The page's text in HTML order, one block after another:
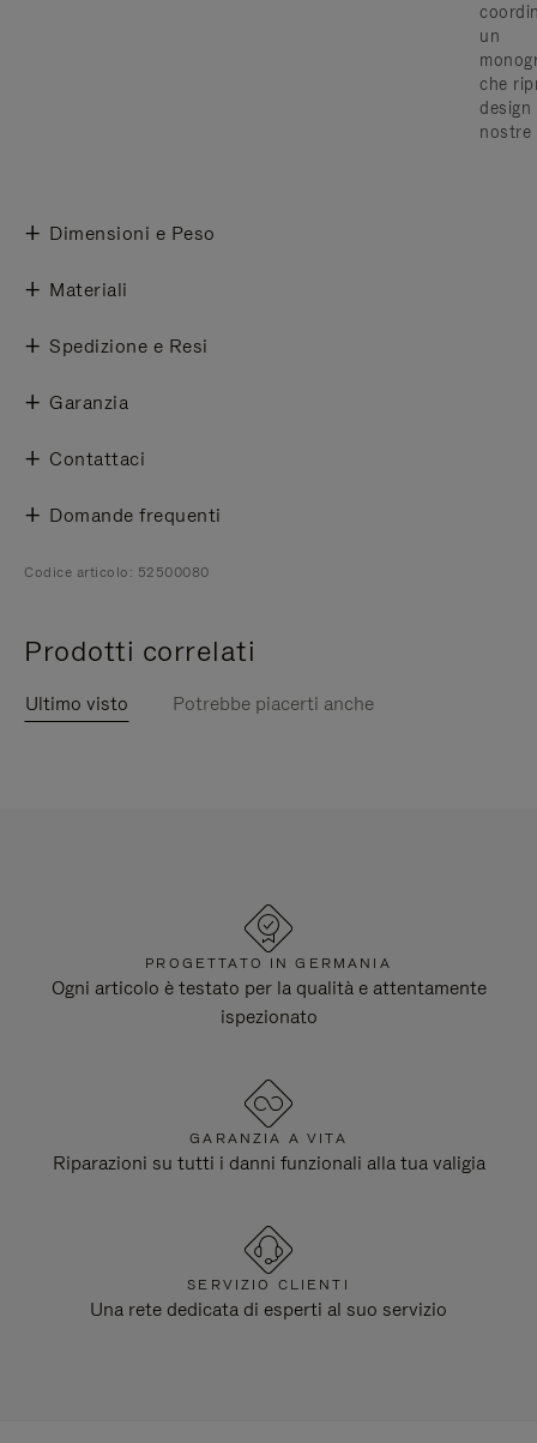
un
che
design
nostre
Dimensioni e Peso
Materiali
Spedizione e Resi
Garanzia
Contattaci
Domande frequenti
Codice articolo: 52500080
Prodotti correlati
Ultimo visto Potrebbe piacerti anche
PROGETTATO IN GERMANIA
Ogni articolo è testato per la qualità e attentamente
ispezionato
GARANZIA A VITA
Riparazioni su tutti i danni funzionali alla tua valigia
SERVIZIO CLIENTI
Una rete dedicata di esperti al suo servizio